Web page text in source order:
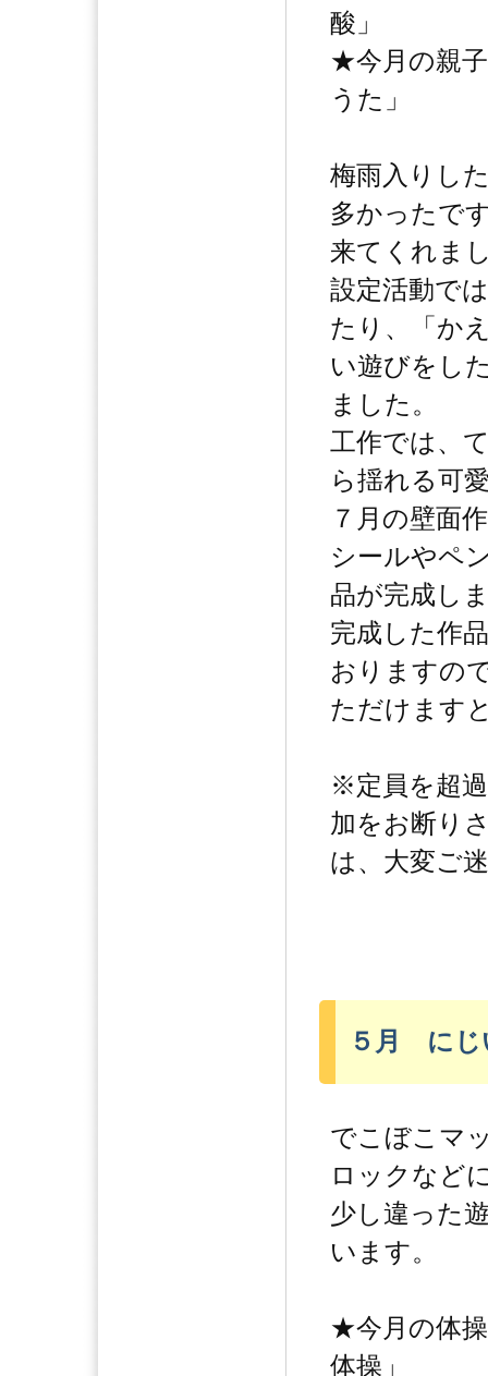
酸」
★今月の親
うた」
梅雨入りし
多かったで
来てくれま
設定活動で
たり、「か
い遊びをし
ました。
工作では、
ら揺れる可
７月の壁面
シールやペ
品が完成し
完成した作
おりますの
ただけます
※定員を超
加をお断り
は、大変ご
５月 にじ
でこぼこマ
ロックなど
少し違った
います。
★今月の体
体操」